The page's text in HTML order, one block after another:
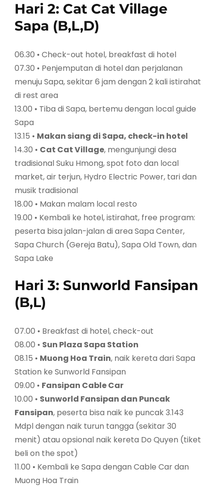
Hari 2: Cat Cat Village
Sapa (B,L,D)
06.30 • Check-out hotel, breakfast di hotel
07.30 • Penjemputan di hotel dan perjalanan
menuju Sapa, sekitar 6 jam dengan 2 kali istirahat
di rest area
13.00 • Tiba di Sapa, bertemu dengan local guide
Sapa
13.15 • Makan siang di Sapa, check-in hotel
14.30 • Cat Cat Village, mengunjungi desa
tradisional Suku Hmong, spot foto dan local
market, air terjun, Hydro Electric Power, tari dan
musik tradisional
18.00 • Makan malam local resto
19.00 • Kembali ke hotel, istirahat, free program:
peserta bisa jalan-jalan di area Sapa Center,
Sapa Church (Gereja Batu), Sapa Old Town, dan
Sapa Lake
Hari 3: Sunworld Fansipan
(B,L)
07.00 • Breakfast di hotel, check-out
08.00 • Sun Plaza Sapa Station
08.15 • Muong Hoa Train, naik kereta dari Sapa
Station ke Sunworld Fansipan
09.00 • Fansipan Cable Car
10.00 • Sunworld Fansipan dan Puncak
Fansipan, peserta bisa naik ke puncak 3.143
Mdpl dengan naik turun tangga (sekitar 30
menit) atau opsional naik kereta Do Quyen (tiket
beli on the spot)
11.00 • Kembali ke Sapa dengan Cable Car dan
Muong Hoa Train